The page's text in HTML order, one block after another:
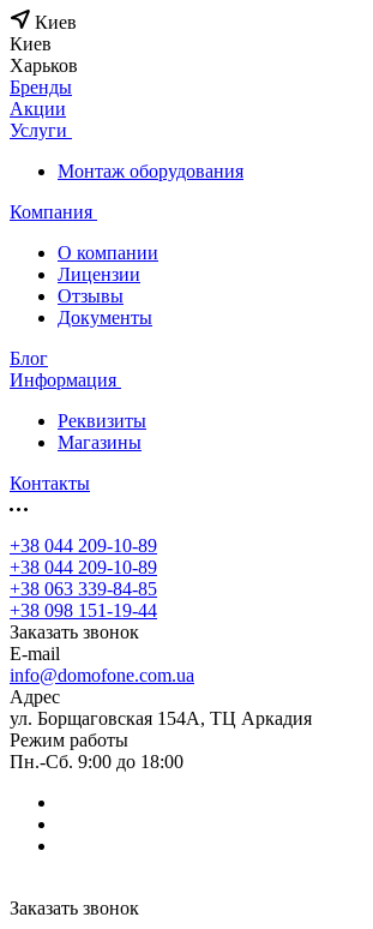
Киев
Киев
Харьков
Бренды
Акции
Услуги
Монтаж оборудования
Компания
О компании
Лицензии
Отзывы
Документы
Блог
Информация
Реквизиты
Магазины
Контакты
+38 044 209-10-89
+38 044 209-10-89
+38 063 339-84-85
+38 098 151-19-44
Заказать звонок
E-mail
info@domofone.com.ua
Адрес
ул. Борщаговская 154А, ТЦ Аркадия
Режим работы
Пн.-Сб. 9:00 до 18:00
Заказать звонок